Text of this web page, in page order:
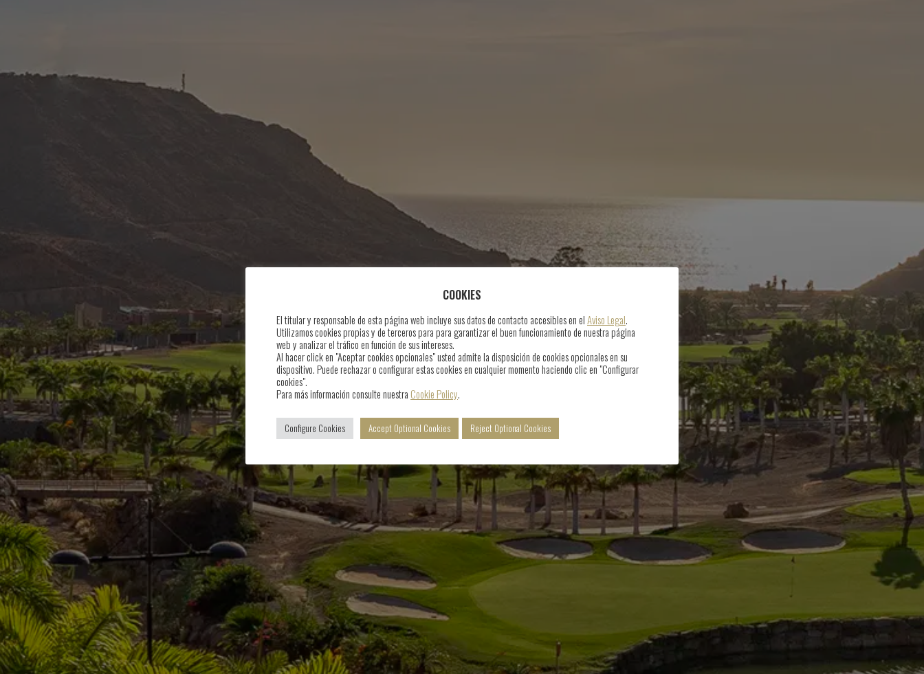
COOKIES
El titular y responsable de esta página web incluye sus datos de contacto accesibles en elAviso Legal.
Utilizamos cookies propias y de terceros para para garantizar el buen funcionamiento de nuestra página
web y analizar el tráfico en función de sus intereses.
Al hacer click en "Aceptar cookies opcionales" usted admite la disposición de cookies opcionales en su
dispositivo. Puede rechazar o configurar estas cookies en cualquier momento haciendo clic en "Configurar
cookies".
Para más información consulte nuestra Cookie Policy.
Configure Cookies Accept Optional Cookies Reject Optional Cookies